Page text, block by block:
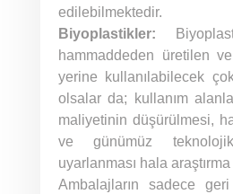
edilebilmektedir.
Biyoplastikler:
hammaddeden üretilen
yerine kullanılabilecek
olsalar da; kullanım
maliyetinin düşürülmesi,
ve günümüz
uyarlanması hala
Ambalajların sadece